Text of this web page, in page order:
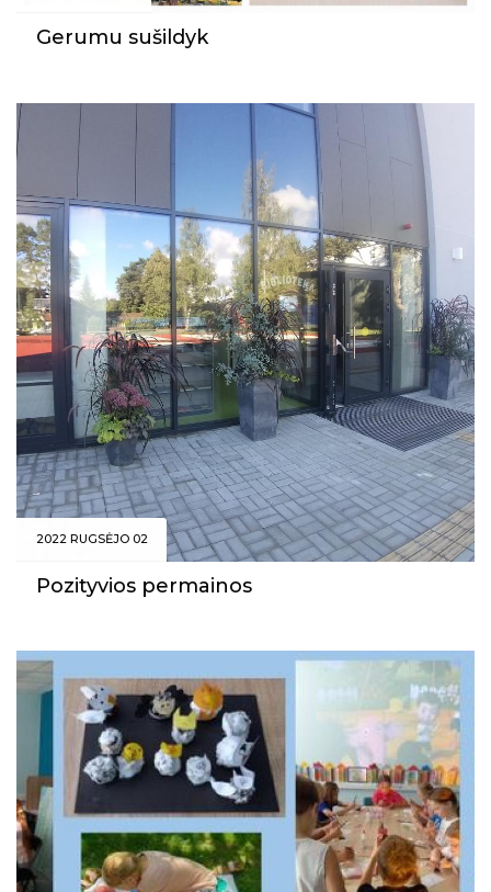
Gerumu sušildyk
2022 RUGSĖJO 02
Pozityvios permainos